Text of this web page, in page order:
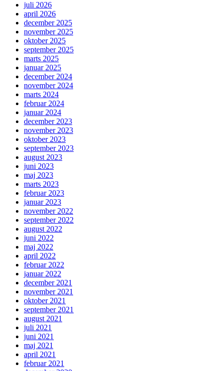
juli 2026
april 2026
december 2025
november 2025
oktober 2025
september 2025
marts 2025
januar 2025
december 2024
november 2024
marts 2024
februar 2024
januar 2024
december 2023
november 2023
oktober 2023
september 2023
august 2023
juni 2023
maj 2023
marts 2023
februar 2023
januar 2023
november 2022
september 2022
august 2022
juni 2022
maj 2022
april 2022
februar 2022
januar 2022
december 2021
november 2021
oktober 2021
september 2021
august 2021
juli 2021
juni 2021
maj 2021
april 2021
februar 2021